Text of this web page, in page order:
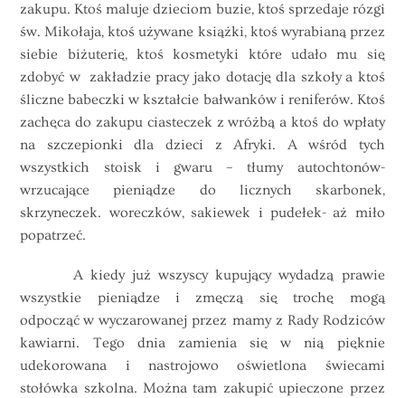
zakupu. Ktoś maluje dzieciom buzie, ktoś sprzedaje rózgi
św. Mikołaja, ktoś używane książki, ktoś wyrabianą przez
siebie biżuterię, ktoś kosmetyki które udało mu się
zdobyć w zakładzie pracy jako dotację dla szkoły a ktoś
śliczne babeczki w kształcie bałwanków i reniferów. Ktoś
zachęca do zakupu ciasteczek z wróżbą a ktoś do wpłaty
na szczepionki dla dzieci z Afryki. A wśród tych
wszystkich stoisk i gwaru – tłumy autochtonów-
wrzucające pieniądze do licznych skarbonek,
skrzyneczek. woreczków, sakiewek i pudełek- aż miło
popatrzeć.
A kiedy już wszyscy kupujący wydadzą prawie
wszystkie pieniądze i zmęczą się trochę mogą
odpocząć w wyczarowanej przez mamy z Rady Rodziców
kawiarni. Tego dnia zamienia się w nią pięknie
udekorowana i nastrojowo oświetlona świecami
stołówka szkolna. Można tam zakupić upieczone przez